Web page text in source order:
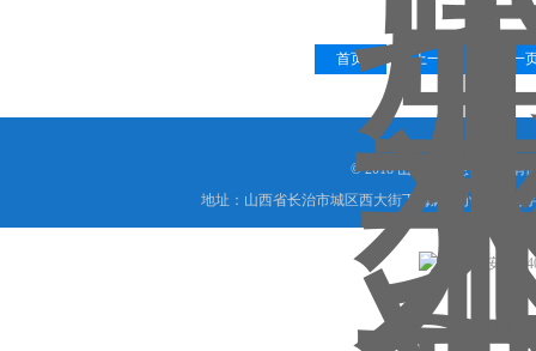
首页 上一页 下一
© 2018 山西信伟慧诚科技有
地址：山西省长治市城区西大街下梅辉坡小区8号写
晋公网安备